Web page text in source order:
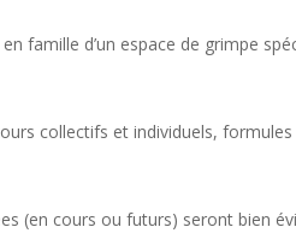
famille d’un espace de grimpe
collectifs et individuels,
(en cours ou futurs) seront bien